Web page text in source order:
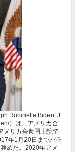
Robinette Biden, J
）は、アメリカ合
メリカ合衆国上院で
年1月20日までバラ
めた。2020年アメ